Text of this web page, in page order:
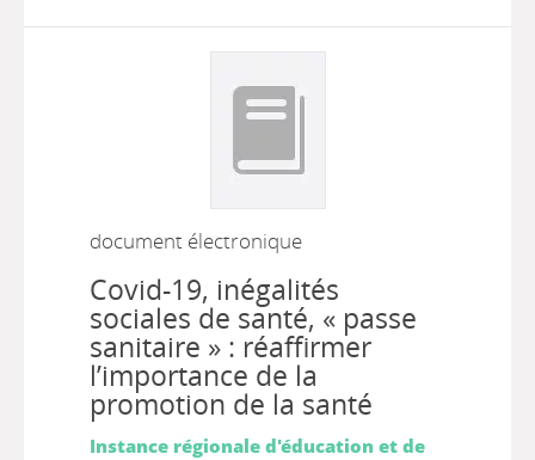
document électronique
Covid-19, inégalités
sociales de santé, « passe
sanitaire » : réaffirmer
l’importance de la
promotion de la santé
Instance régionale d'éducation et de